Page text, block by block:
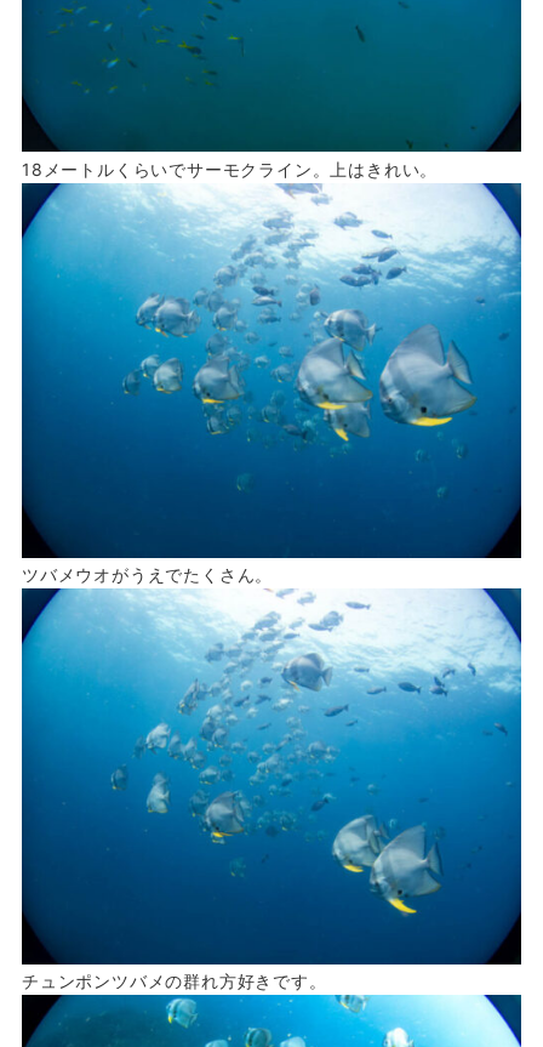
18メートルくらいでサーモクライン。上はきれい。
ツバメウオがうえでたくさん。
チュンポンツバメの群れ方好きです。